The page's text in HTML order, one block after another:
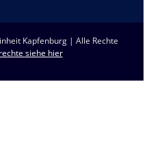
Kapfenburg | Alle Rechte
siehe hier